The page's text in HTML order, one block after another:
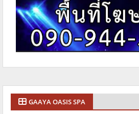
GAAYA OASIS SPA